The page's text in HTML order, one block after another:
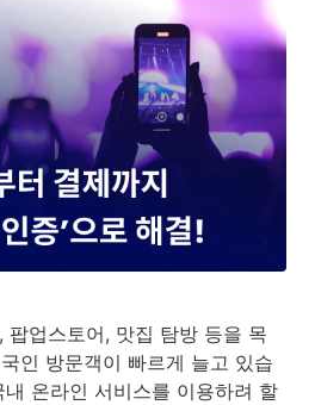
팝업스토어, 맛집 탐방 등을 목
인 방문객이 빠르게 늘고 있습
온라인 서비스를 이용하려 할